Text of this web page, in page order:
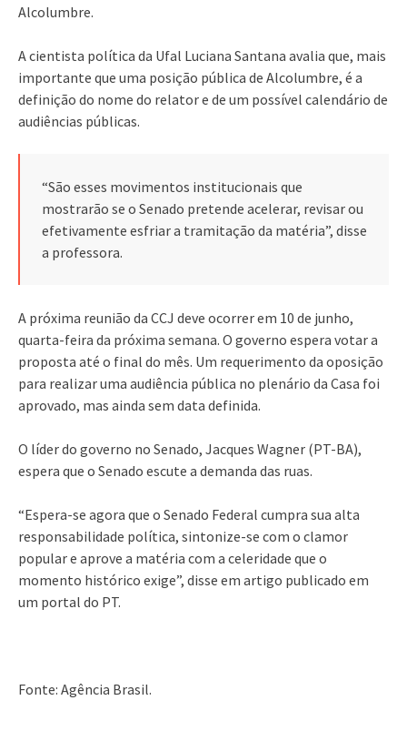
Alcolumbre.
A cientista política da Ufal Luciana Santana avalia que, mais
importante que uma posição pública de Alcolumbre, é a
definição do nome do relator e de um possível calendário de
audiências públicas.
“São esses movimentos institucionais que
mostrarão se o Senado pretende acelerar, revisar ou
efetivamente esfriar a tramitação da matéria”, disse
a professora.
A próxima reunião da CCJ deve ocorrer em 10 de junho,
quarta-feira da próxima semana. O governo espera votar a
proposta até o final do mês. Um requerimento da oposição
para realizar uma audiência pública no plenário da Casa foi
aprovado, mas ainda sem data definida.
O líder do governo no Senado, Jacques Wagner (PT-BA),
espera que o Senado escute a demanda das ruas.
“Espera-se agora que o Senado Federal cumpra sua alta
responsabilidade política, sintonize-se com o clamor
popular e aprove a matéria com a celeridade que o
momento histórico exige”, disse em artigo publicado em
um portal do PT.
Fonte: Agência Brasil.